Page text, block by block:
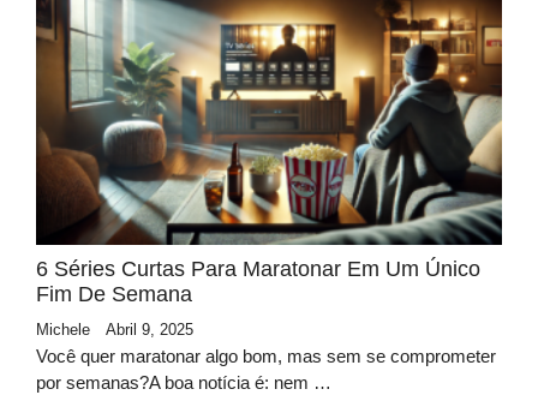
6 Séries Curtas Para Maratonar Em Um Único
Fim De Semana
Michele Abril 9, 2025
Você quer maratonar algo bom, mas sem se comprometer
por semanas?A boa notícia é: nem …